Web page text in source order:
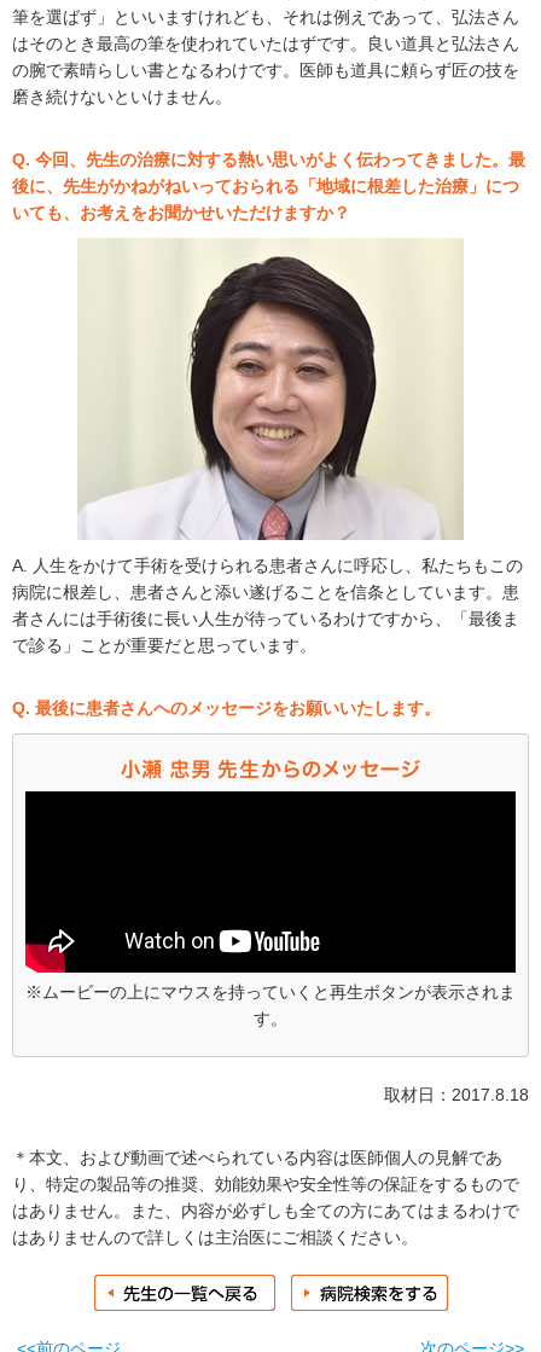
筆を選ばず」といいますけれども、それは例えであって、弘法さん
はそのとき最高の筆を使われていたはずです。良い道具と弘法さん
の腕で素晴らしい書となるわけです。医師も道具に頼らず匠の技を
磨き続けないといけません。
Q. 今回、先生の治療に対する熱い思いがよく伝わってきました。最
後に、先生がかねがねいっておられる「地域に根差した治療」につ
いても、お考えをお聞かせいただけますか？
A. 人生をかけて手術を受けられる患者さんに呼応し、私たちもこの
病院に根差し、患者さんと添い遂げることを信条としています。患
者さんには手術後に長い人生が待っているわけですから、「最後ま
で診る」ことが重要だと思っています。
Q. 最後に患者さんへのメッセージをお願いいたします。
※ムービーの上にマウスを持っていくと再生ボタンが表示されま
す。
取材日：2017.8.18
＊本文、および動画で述べられている内容は医師個人の見解であ
り、特定の製品等の推奨、効能効果や安全性等の保証をするもので
はありません。また、内容が必ずしも全ての方にあてはまるわけで
はありませんので詳しくは主治医にご相談ください。